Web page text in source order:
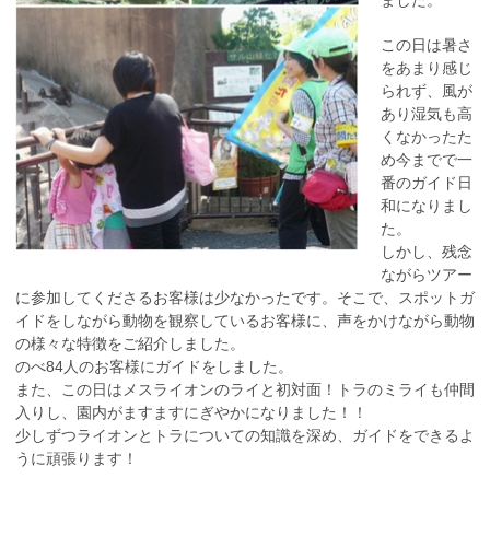
この日は暑さ
をあまり感じ
られず、風が
あり湿気も高
くなかったた
め今までで一
番のガイド日
和になりまし
た。
しかし、残念
ながらツアー
に参加してくださるお客様は少なかったです。そこで、スポットガ
イドをしながら動物を観察しているお客様に、声をかけながら動物
の様々な特徴をご紹介しました。
のべ84人のお客様にガイドをしました。
また、この日はメスライオンのライと初対面！トラのミライも仲間
入りし、園内がますますにぎやかになりました！！
少しずつライオンとトラについての知識を深め、ガイドをできるよ
うに頑張ります！